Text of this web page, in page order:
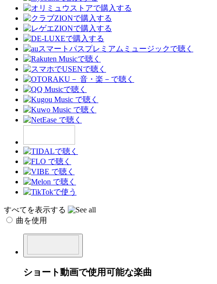
すべてを表示する
曲を使用
ショート動画で使用可能な楽曲